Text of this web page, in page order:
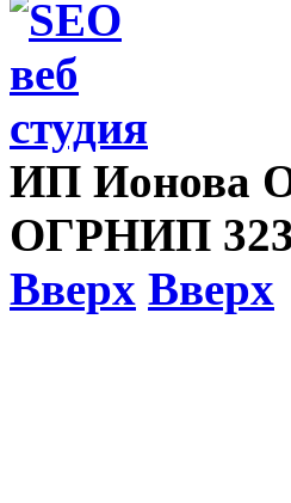
ИП Ионова
ОГРНИП
Вверх Вверх